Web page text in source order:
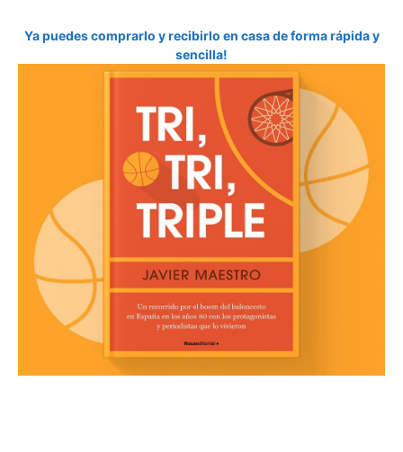
Ya puedes comprarlo y recibirlo en casa de forma rápida y
sencilla!